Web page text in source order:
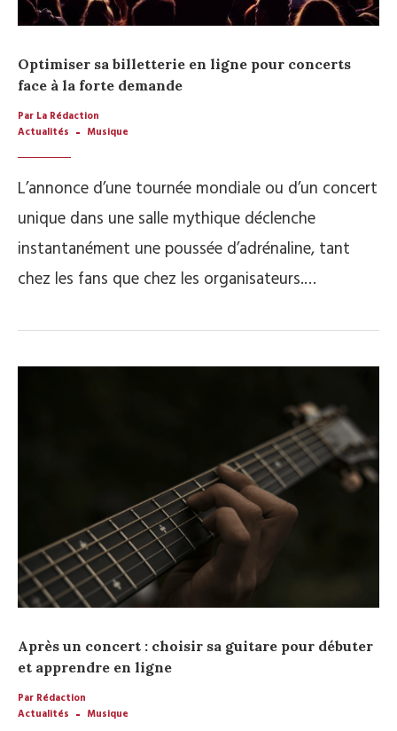
Optimiser sa billetterie en ligne pour concerts
face à la forte demande
Par La Rédaction
Actualités
Musique
L’annonce d’une tournée mondiale ou d’un concert
unique dans une salle mythique déclenche
instantanément une poussée d’adrénaline, tant
chez les fans que chez les organisateurs.…
Après un concert : choisir sa guitare pour débuter
et apprendre en ligne
Par Rédaction
Actualités
Musique